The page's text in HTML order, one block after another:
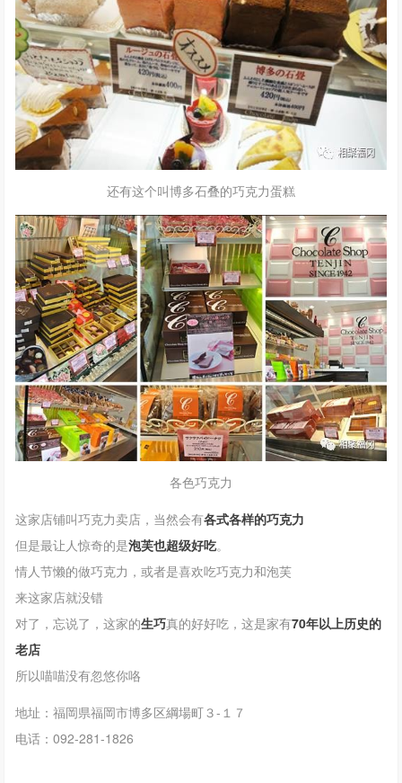
还有这个叫博多石叠的巧克力蛋糕
各色巧克力
这家店铺叫巧克力卖店，当然会有各式各样的巧克力
但是最让人惊奇的是泡芙也超级好吃。
情人节懒的做巧克力，或者是喜欢吃巧克力和泡芙
来这家店就没错
对了，忘说了，这家的生巧真的好好吃，这是家有70年以上历史的
老店
所以喵喵没有忽悠你咯
地址：福岡県福岡市博多区綱場町３-１７
电话：092-281-1826